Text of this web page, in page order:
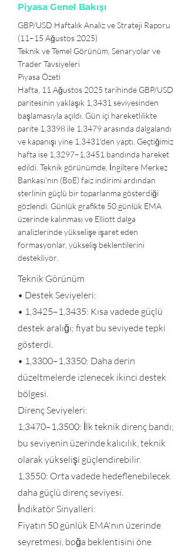
Piyasa Genel Bakışı
GBP/USD Haftalık Analiz ve Strateji Raporu
(11–15 Ağustos 2025)
Teknik ve Temel Görünüm, Senaryolar ve
Trader Tavsiyeleri
Piyasa Özeti
Hafta, 11 Ağustos 2025 tarihinde GBP/USD
paritesinin yaklaşık 1,3431 seviyesinden
başlamasıyla açıldı. Gün içi hareketlilikte
parite 1,3398 ile 1,3479 arasında dalgalandı
ve kapanışı yine 1,3431'den yaptı. Geçtiğimiz
hafta ise 1,3297–1,3451 bandında hareket
edildi. Teknik görünümde, İngiltere Merkez
Bankası'nın (BoE) faiz indirimi ardından
sterlinin güçlü bir toparlanma gösterdiği
gözlendi. Günlük grafikte 50 günlük EMA
üzerinde kalınması ve Elliott dalga
analizlerinde yükselişe işaret eden
formasyonlar, yükseliş beklentilerini
destekliyor.
Teknik Görünüm
• Destek Seviyeleri:
• 1,3425–1,3435: Kısa vadede güçlü
destek aralığı; fiyat bu seviyede tepki
gösterdi.
• 1,3300–1,3350: Daha derin
düzeltmelerde izlenecek ikinci destek
bölgesi.
Direnç Seviyeleri:
1,3470–1,3500: İlk teknik direnç bandı;
bu seviyenin üzerinde kalıcılık, teknik
olarak yükselişi güçlendirebilir.
1,3550: Orta vadede hedeflenebilecek
daha güçlü direnç seviyesi.
İndikatör Sinyalleri:
Fiyatın 50 günlük EMA'nın üzerinde
seyretmesi, boğa beklentisini öne